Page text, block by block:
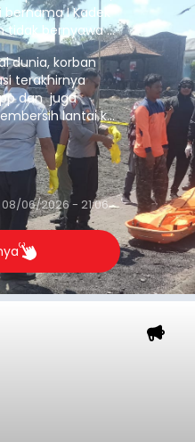
I Kadek
tidak bernyawa di
dunia, korban
terakhirnya
dan juga
lantai ke
08/06/2026 - 21:06